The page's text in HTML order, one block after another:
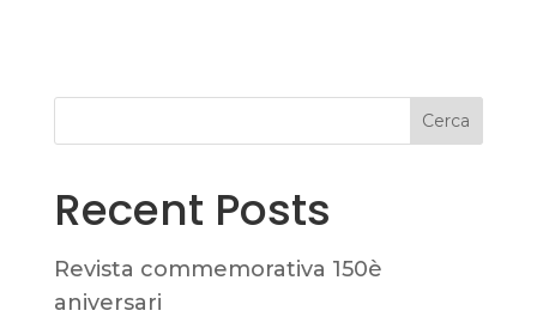
Cerca
Recent Posts
Revista commemorativa 150è
aniversari